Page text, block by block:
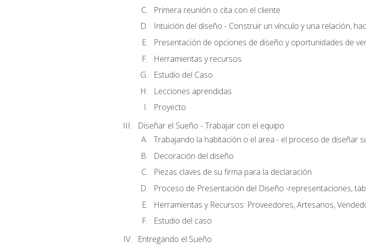
Primera reunión o cita con el cliente
Intuición del diseño - Construir un vínculo y una relación,
Presentación de opciones de diseño y oportunidades de
Herramientas y recursos
Estudio del Caso
Lecciones aprendidas
Proyecto
Diseñar el Sueño - Trabajar con el equipo
Trabajando la habitación o el area - el proceso de diseñar
Decoración del diseño
Piezas claves de su firma para la declaración
Proceso de Presentación del Diseño -representaciones,
Herramientas y Recursos: Proveedores, Artesanos,
Estudio del caso
Entregando el Sueño